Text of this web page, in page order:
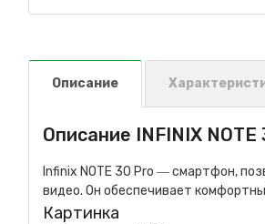
Описание
Описание INFINIX
Infinix NOTE 30 Pro ― смартфон,
видео. Он обеспечивает
Картинка